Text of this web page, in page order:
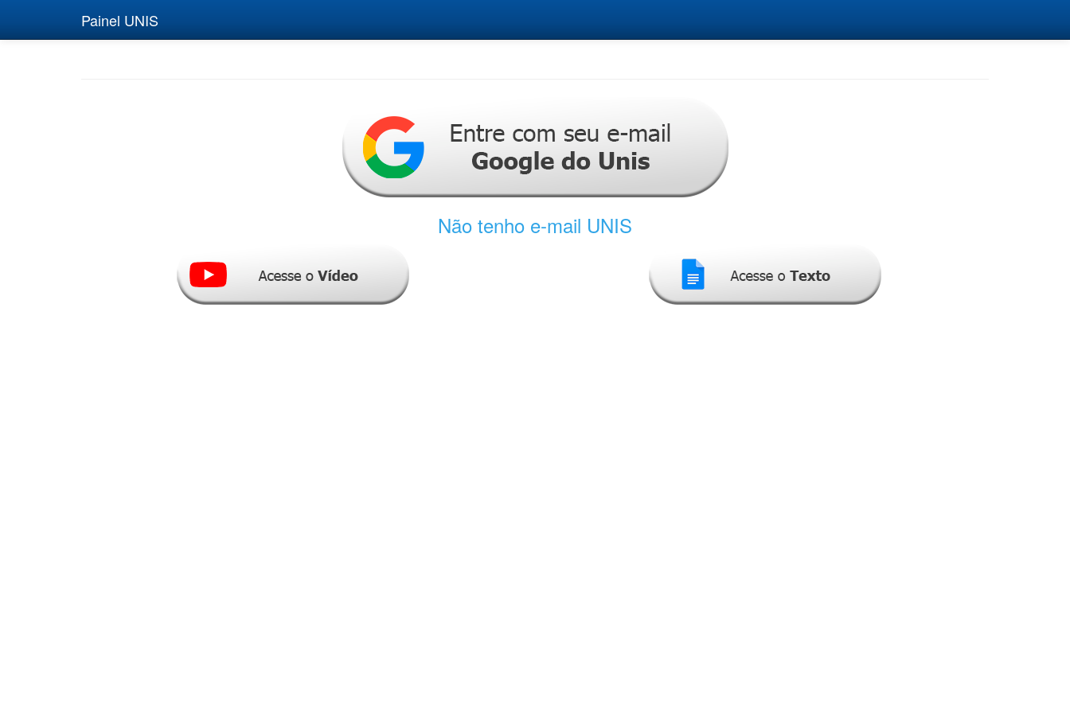
Painel UNIS
Não tenho e-mail UNIS